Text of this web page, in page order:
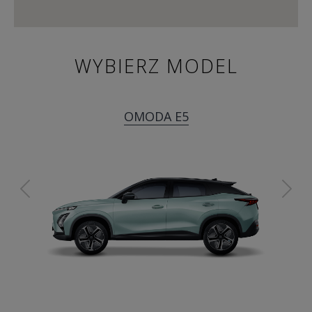
WYBIERZ MODEL
OMODA E5
Previous